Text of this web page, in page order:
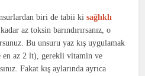
biri de tabii kisağlıklı
az toksin barındırırsanız, o
Bu unsuru yaz kış uygulamak
az 2 lt), gerekli vitamin ve
Fakat kış aylarında ayrıca